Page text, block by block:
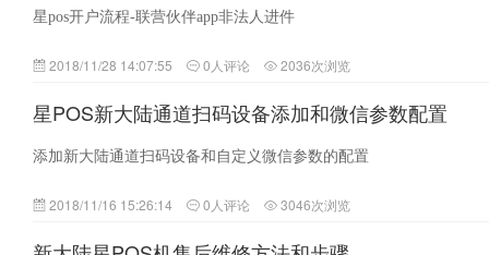
星pos开户流程-联营伙伴app非法人进件
2018/11/28 14:07:55 0人评论 2036次浏览
星POS新大陆通道扫码设备添加和微信参数配置
添加新大陆通道扫码设备和自定义微信参数的配置
2018/11/16 15:26:14 0人评论 3046次浏览